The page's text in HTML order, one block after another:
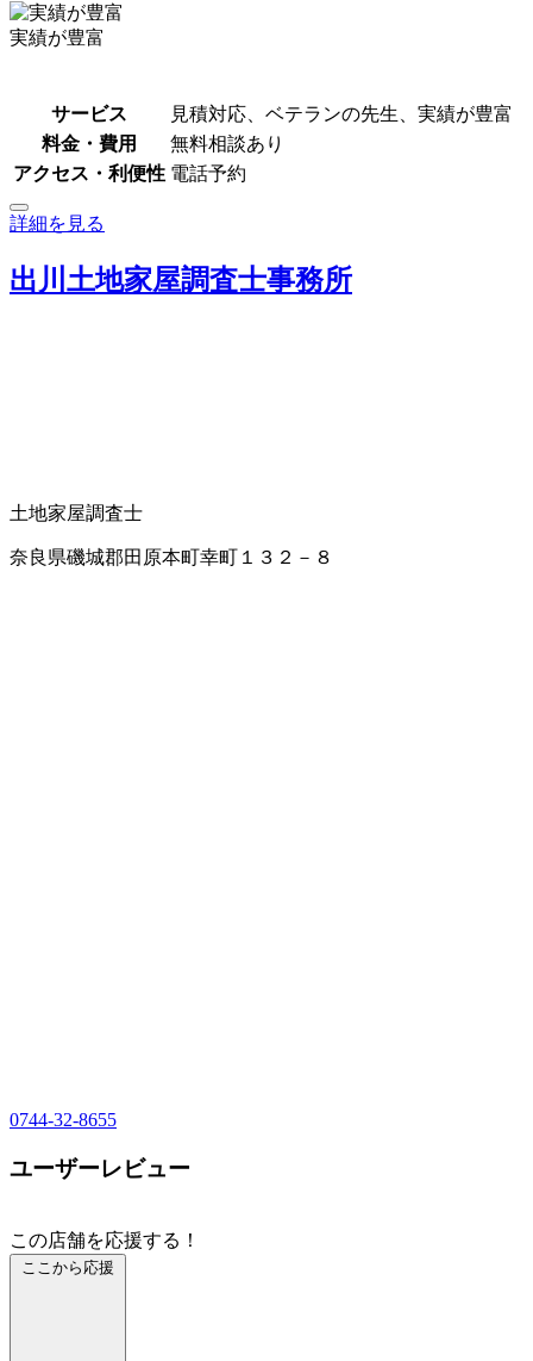
実績が豊富
サービス
見積対応、ベテランの先生、実績が豊富
料金・費用
無料相談あり
アクセス・利便性 電話予約
詳細を見る
出川土地家屋調査士事務所
土地家屋調査士
奈良県磯城郡田原本町幸町１３２－８
0744-32-8655
ユーザーレビュー
この店舗を応援する！
ここから応援